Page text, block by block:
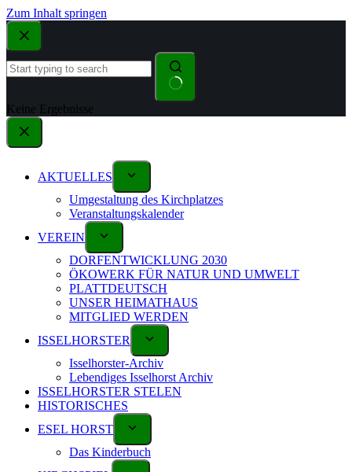
Zum Inhalt springen
Keine Ergebnisse
AKTUELLES
Umgestaltung des Kirchplatzes
Veranstaltungskalender
VEREIN
DORFENTWICKLUNG 2030
ÖKOWERK FÜR NATUR UND UMWELT
PLATTDEUTSCH
UNSER HEIMATHAUS
MITGLIED WERDEN
ISSELHORSTER
Isselhorster-Archiv
Lebendiges Isselhorst Archiv
ISSELHORSTER STELEN
HISTORISCHES
ESEL HORST
Das Kinderbuch